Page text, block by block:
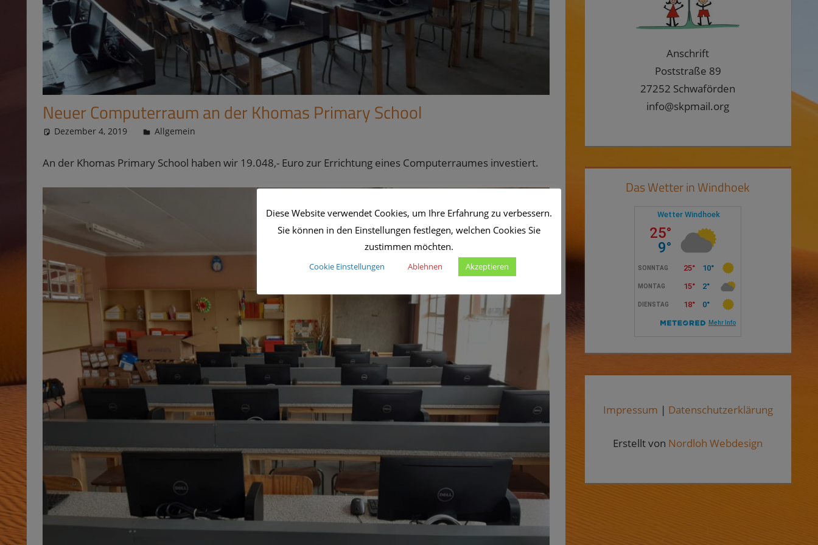
Neuer Computerraum an der Khomas Primary School
Dezember 4, 2019 Ulrike
Allgemein
An der Khomas Primary School haben wir 19.048,- Euro zur Errichtung eines Computerraumes investiert.
Anschrift
Poststraße 89
27252 Schwaförden
info@skpmail.org
Das Wetter in Windhoek
Impressum | Datenschutzerklärung
Erstellt von Nordloh Webdesign
Diese Website verwendet Cookies, um Ihre Erfahrung zu verbessern.
Sie können in den Einstellungen festlegen, welchen Cookies Sie
zustimmen möchten.
Cookie Einstellungen Ablehnen Akzeptieren